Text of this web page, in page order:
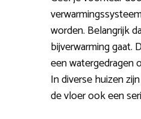
worden. Belangrijk
bijverwarming gaat.
een watergedragen
In diverse huizen
de vloer ook een